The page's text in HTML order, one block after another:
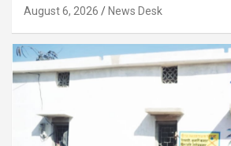
August 6, 2026 News Desk